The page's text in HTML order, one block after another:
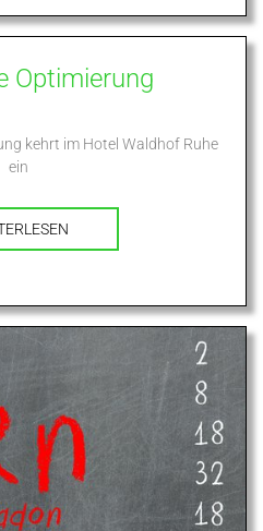
Optimierung
kehrt im Hotel Waldhof Ruhe
ein